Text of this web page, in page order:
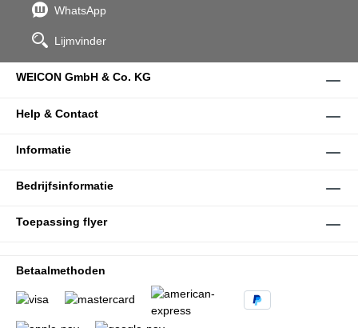
WhatsApp
Lijmvinder
WEICON GmbH & Co. KG
Help & Contact
Informatie
Bedrijfsinformatie
Toepassing flyer
Betaalmethoden